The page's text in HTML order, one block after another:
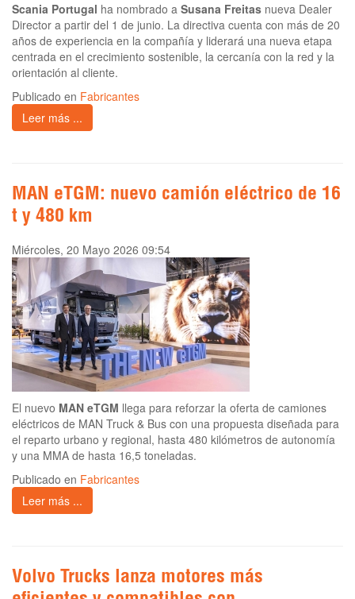
Scania Portugal ha nombrado a Susana Freitas nueva Dealer
Director a partir del 1 de junio. La directiva cuenta con más de 20
años de experiencia en la compañía y liderará una nueva etapa
centrada en el crecimiento sostenible, la cercanía con la red y la
orientación al cliente.
Publicado en Fabricantes
Leer más ...
MAN eTGM: nuevo camión eléctrico de 16
t y 480 km
Miércoles, 20 Mayo 2026 09:54
El nuevo MAN eTGM llega para reforzar la oferta de camiones
eléctricos de MAN Truck & Bus con una propuesta diseñada para
el reparto urbano y regional, hasta 480 kilómetros de autonomía
y una MMA de hasta 16,5 toneladas.
Publicado en Fabricantes
Leer más ...
Volvo Trucks lanza motores más